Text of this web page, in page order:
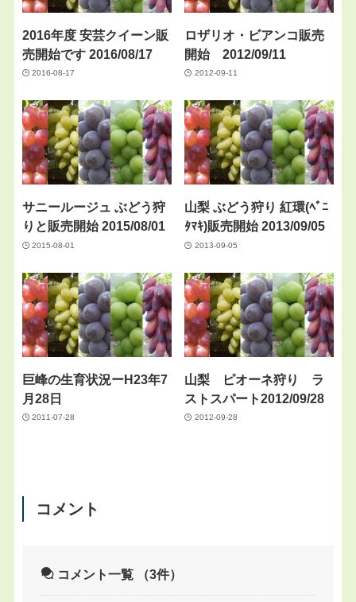
2016年度 安芸クイーン販
売開始です 2016/08/17
2016-08-17
ロザリオ・ビアンコ販売
開始 2012/09/11
2012-09-11
サニールージュ ぶどう狩
りと販売開始 2015/08/01
2015-08-01
山梨 ぶどう狩り 紅環(ﾍﾞﾆ
ﾀﾏｷ)販売開始 2013/09/05
2013-09-05
巨峰の生育状況ーH23年7
月28日
2011-07-28
山梨 ピオーネ狩り ラ
ストスパート2012/09/28
2012-09-28
コメント
コメント一覧 （3件）